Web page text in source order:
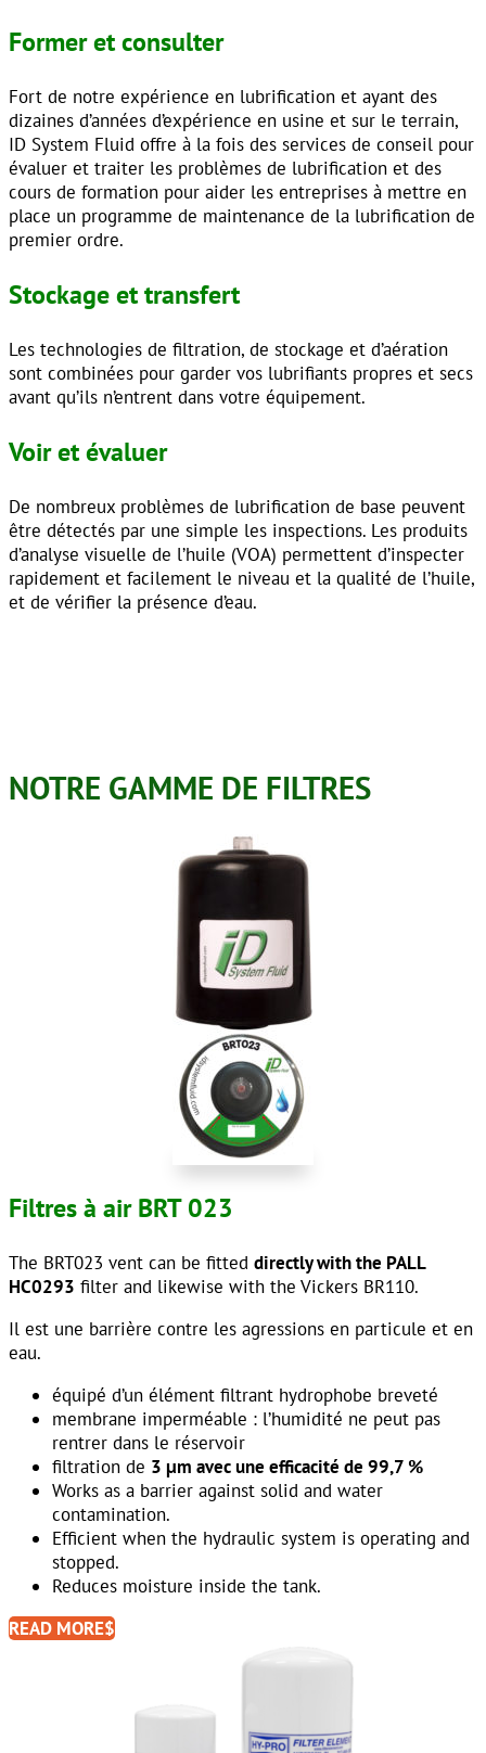
Former et consulter
Fort de notre expérience en lubrification et ayant des
dizaines d’années d’expérience en usine et sur le terrain,
ID System Fluid offre à la fois des services de conseil pour
évaluer et traiter les problèmes de lubrification et des
cours de formation pour aider les entreprises à mettre en
place un programme de maintenance de la lubrification de
premier ordre.
Stockage et transfert
Les technologies de filtration, de stockage et d’aération
sont combinées pour garder vos lubrifiants propres et secs
avant qu’ils n’entrent dans votre équipement.
Voir et évaluer
De nombreux problèmes de lubrification de base peuvent
être détectés par une simple les inspections. Les produits
d’analyse visuelle de l’huile (VOA) permettent d’inspecter
rapidement et facilement le niveau et la qualité de l’huile,
et de vérifier la présence d’eau.
NOTRE GAMME DE FILTRES
Filtres à air BRT 023
The BRT023 vent can be fitted directly with the PALL
HC0293 filter and likewise with the Vickers BR110.
Il est une barrière contre les agressions en particule et en
eau.
équipé d’un élément filtrant hydrophobe breveté
membrane imperméable : l’humidité ne peut pas
rentrer dans le réservoir
filtration de 3 μm avec une efficacité de 99,7 %
Works as a barrier against solid and water
contamination.
Efficient when the hydraulic system is operating and
stopped.
Reduces moisture inside the tank.
READ MORE